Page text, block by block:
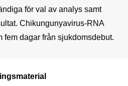
för val av analys samt
Chikungunyavirus-RNA
fem dagar från sjukdomsdebut.